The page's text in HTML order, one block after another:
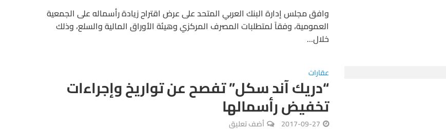
وافق مجلس إدارة البنك العربي المتحد على عرض اقتراح زيادة رأسماله على الجمعية
العمومية، وفقاً لمتطلبات المصرف المركزي وهيئة الأوراق المالية والسلع، وذلك
خلال...
عقارات
“دريك آند سكل” تفصح عن تواريخ وإجراءات
تخفيض رأسمالها
2017-09-27 أضف تعليق